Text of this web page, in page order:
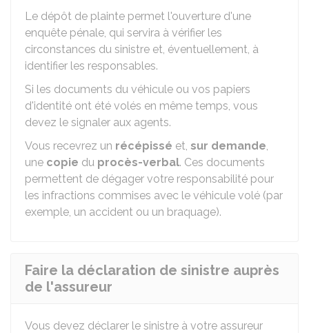
Le dépôt de plainte permet l'ouverture d'une
enquête pénale, qui servira à vérifier les
circonstances du sinistre et, éventuellement, à
identifier les responsables.
Si les documents du véhicule ou vos papiers
d'identité ont été volés en même temps, vous
devez le signaler aux agents.
Vous recevrez un récépissé et, sur demande,
une copie du procès-verbal. Ces documents
permettent de dégager votre responsabilité pour
les infractions commises avec le véhicule volé (par
exemple, un accident ou un braquage).
Faire la déclaration de sinistre auprès
de l'assureur
Vous devez déclarer le sinistre à votre assureur